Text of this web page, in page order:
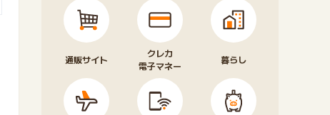
通販サイト
クレカ
電子マネー
暮らし